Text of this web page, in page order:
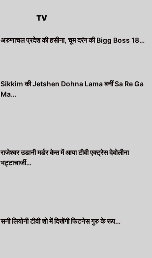
TV
अरुणाचल प्रदेश की हसीना, चूम दरंग की Bigg Boss 18…
Sikkim की Jetshen Dohna Lama बनीं Sa Re Ga
Ma…
राजेश्वर उडानी मर्डर केस में आया टीवी एक्ट्रेस देवोलीना
भट्टाचार्जी…
सनी लियोनी टीवी शो में दिखेंगी फिटनेस गुरु के रूप…